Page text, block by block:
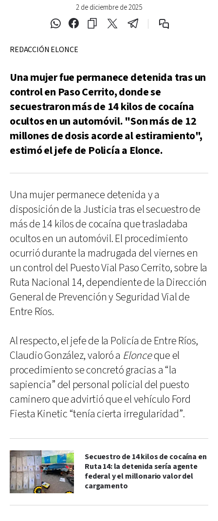
2 de diciembre de 2025
REDACCIÓN ELONCE
Una mujer fue permanece detenida tras un
control en Paso Cerrito, donde se
secuestraron más de 14 kilos de cocaína
ocultos en un automóvil. "Son más de 12
millones de dosis acorde al estiramiento",
estimó el jefe de Policía a Elonce.
Una mujer permanece detenida y a
disposición de la Justicia tras el secuestro de
más de 14 kilos de cocaína que trasladaba
ocultos en un automóvil. El procedimiento
ocurrió durante la madrugada del viernes en
un control del Puesto Vial Paso Cerrito, sobre la
Ruta Nacional 14, dependiente de la Dirección
General de Prevención y Seguridad Vial de
Entre Ríos.
Al respecto, el jefe de la Policía de Entre Ríos,
Claudio González, valoró a Elonceque el
procedimiento se concretó gracias a “la
sapiencia” del personal policial del puesto
caminero que advirtió que el vehículo Ford
Fiesta Kinetic “tenía cierta irregularidad”.
Secuestro de 14 kilos de cocaína en
Ruta 14: la detenida sería agente
federal y el millonario valor del
cargamento